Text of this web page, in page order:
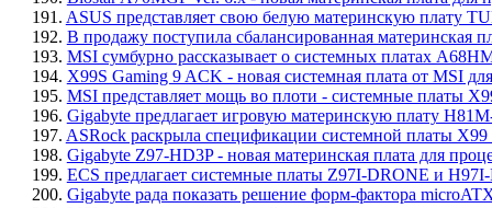
191. ASUS представляет свою белую материнскую плату
192. В продажу поступила сбалансированная материнская
193. MSI сумбурно рассказывает о системных платах
194. X99S Gaming 9 ACK - новая системная плата от MSI
195. MSI представляет мощь во плоти - системные платы
196. Gigabyte предлагает игровую материнскую плату
197. ASRock раскрыла спецификации системной платы X99
198. Gigabyte Z97-HD3P - новая материнская плата для
199. ECS предлагает системные платы Z97I-DRONE и
200. Gigabyte рада показать решение форм-фактора